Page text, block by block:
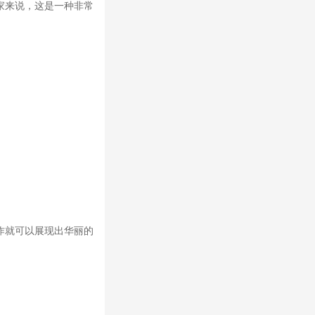
来说，这是一种非常
就可以展现出华丽的